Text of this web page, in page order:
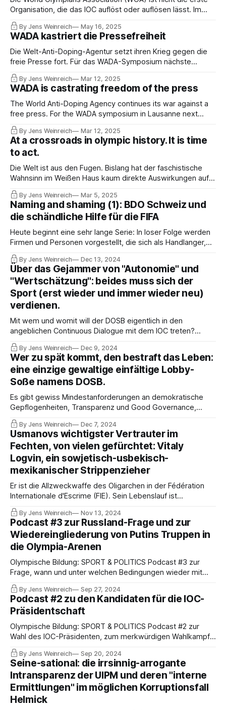
Organisation, die das IOC auflöst oder auflösen lässt. Im
Herbst 2022 wurde die wichtigere GAISF gekillt – die Spuren
führten ins IOC-Hauptquartier. Der Fall WOA lässt sich viel
besser dokumentieren. Lesen Sie die wichtigsten
Briefwechsel!
By Jens Weinreich May 16, 2025
WADA kastriert die Pressefreiheit
Die Welt-Anti-Doping-Agentur setzt ihren Krieg gegen die
freie Presse fort. Für das WADA-Symposium nächste
Woche in Lausanne werden (den wenigen) Journalisten
strenge Grenzen gesetzt. So sollen u.a. Social-Media-
Posts, die den WADA-Heiligen missfallen, mit Entzug der
Akkreditierung bestraft werden.
By Jens Weinreich Mar 12, 2025
WADA is castrating freedom of the press
The World Anti-Doping Agency continues its war against a
free press. For the WADA symposium in Lausanne next
week, strict limits are being set for the (few) journalists.
Among other things, social media posts that displease the
WADA saints will be punished with the withdrawal of
accreditation.
By Jens Weinreich Mar 12, 2025
At a crossroads in olympic history. It is time
to act.
Die Welt ist aus den Fugen. Bislang hat der faschistische
Wahnsinn im Weißen Haus kaum direkte Auswirkungen auf
das olympische System. Aber machen wir uns nichts vor:
Was Despoten, Milliardäre, Kriegstreiber und Nazis treiben,
wird auch den organisierten olympischen Sport nachhaltig
prägen.
By Jens Weinreich Mar 5, 2025
Naming and shaming (1): BDO Schweiz und
die schändliche Hilfe für die FIFA
Heute beginnt eine sehr lange Serie: In loser Folge werden
Firmen und Personen vorgestellt, die sich als Handlanger,
Propagandisten und sonstige Helfer von korrupten
Sportfunktionären, mafia-ähnlichen Sportorganisationen und
Sport-Schurkenstaaten betätigen – für fürstliche Honorare.
Teil 1: BDO.
By Jens Weinreich Dec 13, 2024
Über das Gejammer von "Autonomie" und
"Wertschätzung": beides muss sich der
Sport (erst wieder und immer wieder neu)
verdienen.
Mit wem und womit will der DOSB eigentlich in den
angeblichen Continuous Dialogue mit dem IOC treten?
Spricht Michael Micky Mronz, IOC-Lobbyist und
Geschäftemacher, mit sich selbst und erzählt dann der
deutschen Politik und dem DOSB davon, in aller Autonomie
und Wertschätzung? Das sind Kernfragen.
By Jens Weinreich Dec 9, 2024
Wer zu spät kommt, den bestraft das Leben:
eine einzige gewaltige einfältige Lobby-
Soße namens DOSB.
Es gibt gewiss Mindestanforderungen an demokratische
Gepflogenheiten, Transparenz und Good Governance,
oder? Insofern war dieser DOSB-Konvent eine weitere
schreckliche Offenbarung. So wie deutsche Verbände
international versagen, so inakzeptabel ist das Verhalten
ihrer Leader im nationalen Rahmen.
By Jens Weinreich Dec 7, 2024
Usmanovs wichtigster Vertrauter im
Fechten, von vielen gefürchtet: Vitaly
Logvin, ein sowjetisch-usbekisch-
mexikanischer Strippenzieher
Er ist die Allzweckwaffe des Oligarchen in der Fédération
Internationale d'Escrime (FIE). Sein Lebenslauf ist
mindestens so interessant und umstritten wie sein Ruf.
Lernen Sie also Vitaly Logvin Grechuhin kennen, unmittelbar
vor dem Wahlkongress der FIE in seiner und Usmanovs
Heimatstadt Taschkent.
By Jens Weinreich Nov 13, 2024
Podcast #3 zur Russland-Frage und zur
Wiedereingliederung von Putins Truppen in
die Olympia-Arenen
Olympische Bildung: SPORT & POLITICS Podcast #3 zur
Frage, wann und unter welchen Bedingungen wieder mit
Russland bei den Olympischen Spielen zu rechnen ist.
Gesprächspartner: Robert Kempe (freier Journalist,
ARD/WDR) sowie Olympiasieger Jens Steinigen (Athletes
for Ukraine). 102 Minuten.
By Jens Weinreich Sep 27, 2024
Podcast #2 zu den Kandidaten für die IOC-
Präsidentschaft
Olympische Bildung: SPORT & POLITICS Podcast #2 zur
Wahl des IOC-Präsidenten, zum merkwürdigen Wahlkampf,
den bizarren Regeln und ersten Einschätzungen der sieben
Kandidaten. Gäste: Craig Lord (State of Swimming, The
Times), Sebastián Fest (El Mundo), Graham Dunbar (AP).
148 Minuten. Viel Vergnügen!
By Jens Weinreich Sep 20, 2024
Seine-sational: die irrsinnig-arrogante
Intransparenz der UIPM und deren "interne
Ermittlungen" im möglichen Korruptionsfall
Helmick